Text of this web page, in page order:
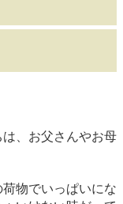
、お父さんやお母
物でいっぱいにな